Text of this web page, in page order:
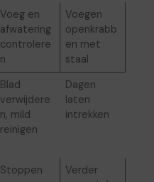
Voeg en
afwatering
controlere
n
Voegen
openkrabb
en met
staal
Blad
verwijdere
n, mild
reinigen
Dagen
laten
intrekken
Stoppen
Verder